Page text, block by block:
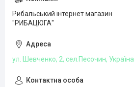
Рибальський інтернет магазин
"РИБАЦЮГА"
ул. Шевченко, 2, сел.Песочин, Україна